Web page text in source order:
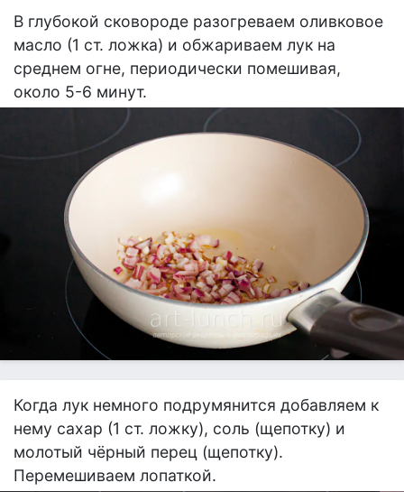
В глубокой сковороде разогреваем оливковое
масло (1 ст. ложка) и обжариваем лук на
среднем огне, периодически помешивая,
около 5-6 минут.
Когда лук немного подрумянится добавляем к
нему сахар (1 ст. ложку), соль (щепотку) и
молотый чёрный перец (щепотку).
Перемешиваем лопаткой.